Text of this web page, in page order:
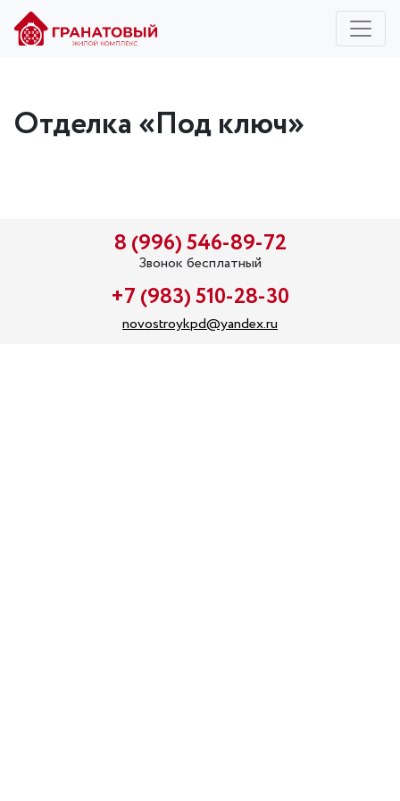
Отделка «Под ключ»
8 (996) 546-89-72
Звонок бесплатный
+7 (983) 510-28-30
novostroykpd@yandex.ru